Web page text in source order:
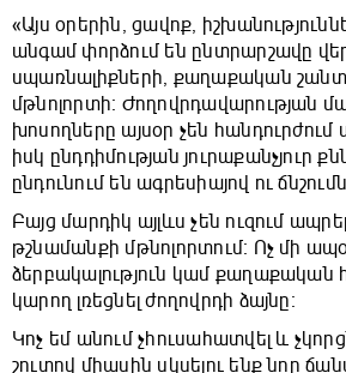
«Այս օրերին, ցավոք,
անգամ փորձում են ընտրարշավը
սպառնալիքների, քաղաքական
մթնոլորտի։ Ժողովրդավարության
խոսողները այսօր չեն հանդուրժում
իսկ ընդդիմության յուրաքանչյուր
ընդունում են ագրեսիայով ու
Բայց մարդիկ այլևս չեն ուզում
թշնամանքի մթնոլորտում։ Ոչ մի
ձերբակալություն կամ քաղաքական
կարող լռեցնել ժողովրդի ձայնը։
Կոչ եմ անում չհուսահատվել և
շուտով միասին սկսելու ենք նոր